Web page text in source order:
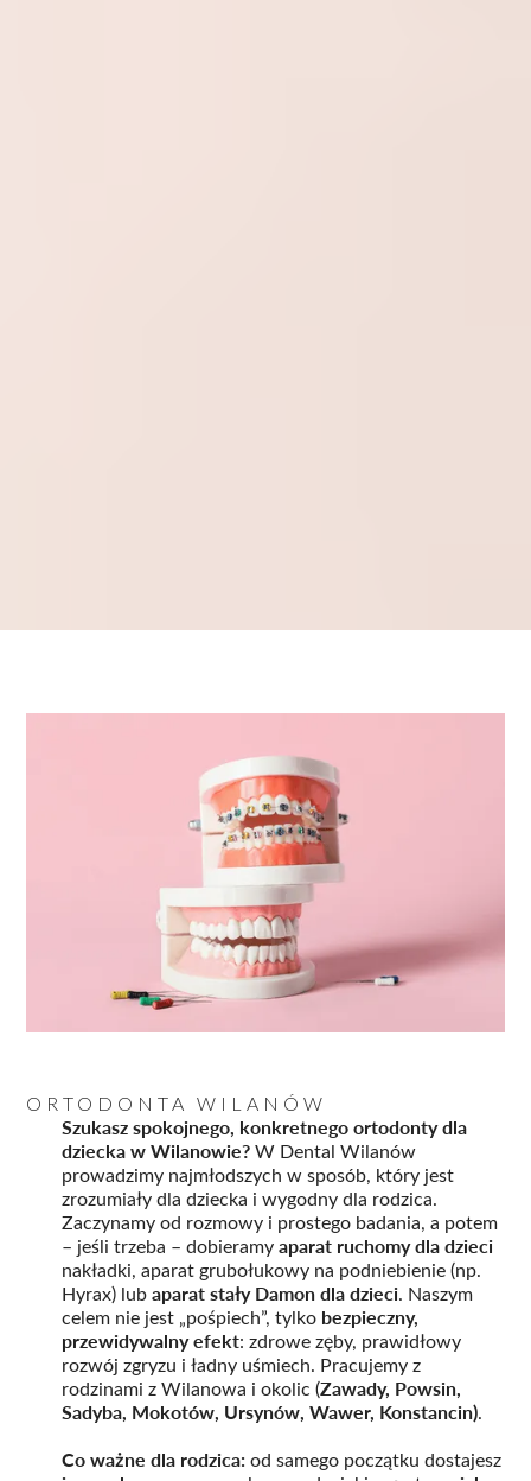
ORTODONTA WILANÓW
Szukasz spokojnego, konkretnego ortodonty dla
dziecka w Wilanowie?W Dental Wilanów
prowadzimy najmłodszych w sposób, który jest
zrozumiały dla dziecka i wygodny dla rodzica.
Zaczynamy od rozmowy i prostego badania, a potem
– jeśli trzeba – dobieramyaparat ruchomy dla dzieci
nakładki, aparat grubołukowy na podniebienie (np.
Hyrax) lubaparat stały Damon dla dzieci. Naszym
celem nie jest „pośpiech”, tylko bezpieczny,
przewidywalny efekt: zdrowe zęby, prawidłowy
rozwój zgryzu i ładny uśmiech. Pracujemy z
rodzinami z Wilanowa i okolic (Zawady, Powsin,
Sadyba, Mokotów, Ursynów, Wawer, Konstancin).
Co ważne dla rodzica:od samego początku dostajesz